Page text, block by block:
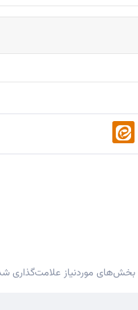
بخش‌های موردنیاز علامت‌گذاری